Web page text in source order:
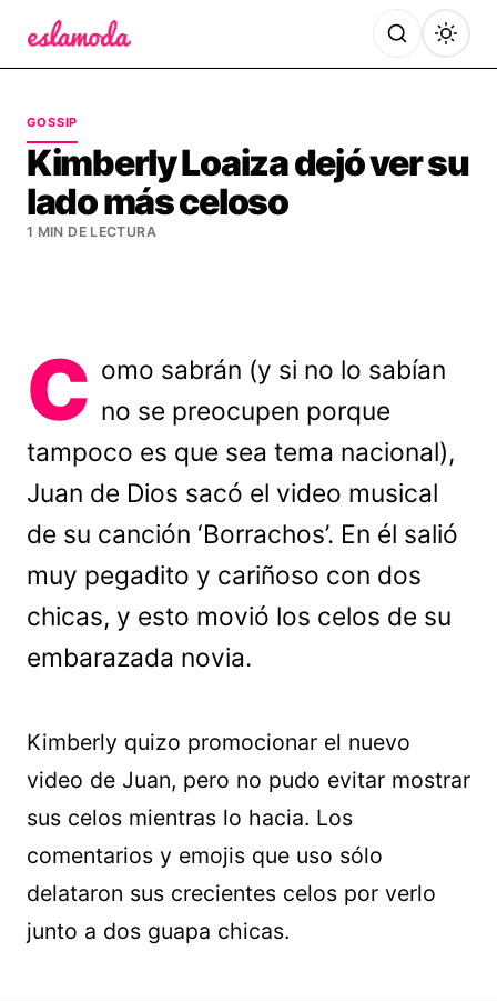
GOSSIP
Kimberly Loaiza dejó ver su
lado más celoso
1 MIN DE LECTURA
C omo sabrán (y si no lo sabían
no se preocupen porque
tampoco es que sea tema nacional),
Juan de Dios sacó el video musical
de su canción ‘Borrachos’. En él salió
muy pegadito y cariñoso con dos
chicas, y esto movió los celos de su
embarazada novia.
Kimberly quizo promocionar el nuevo
video de Juan, pero no pudo evitar mostrar
sus celos mientras lo hacia. Los
comentarios y emojis que uso sólo
delataron sus crecientes celos por verlo
junto a dos guapa chicas.